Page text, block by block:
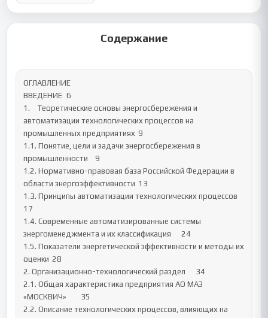
Содержание
ОГЛАВЛЕНИЕ
ВВЕДЕНИЕ	6
1.	Теоретические основы энергосбережения и
автоматизации технологических процессов на
промышленных предприятиях	9
1.1. Понятие, цели и задачи энергосбережения в
промышленности	9
1.2. Нормативно-правовая база Российской Федерации в
области энергоэффективности	13
1.3. Принципы автоматизации технологических процессов
17
1.4. Современные автоматизированные системы
энергоменеджмента и их классификация	24
1.5. Показатели энергетической эффективности и методы их
оценки	28
2. Организационно-технологический раздел	34
2.1. Общая характеристика предприятия АО МАЗ
«МОСКВИЧ»	35
2.2. Описание технологических процессов, влияющих на